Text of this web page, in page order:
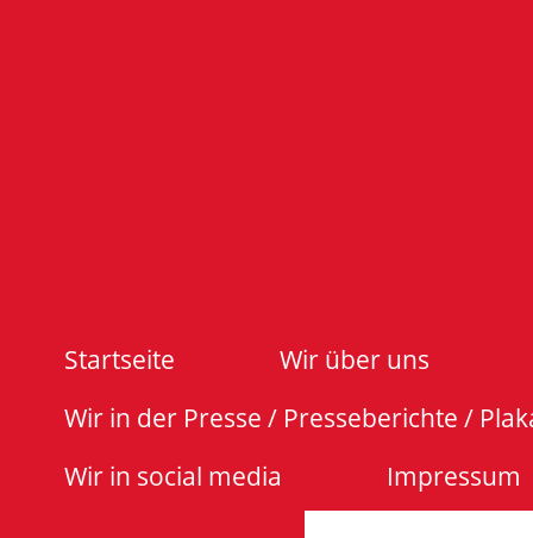
Startseite
Wir über uns
Wir in der Presse / Presseberichte /
Wir in social media
Impressum